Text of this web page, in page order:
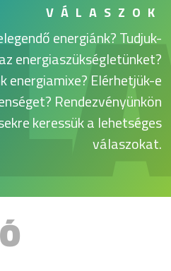
VÁLASZOK
energiánk? Tudjuk-
energiaszükségletünket?
energiamixe? Elérhetjük-e
Rendezvényünkön
keressük a lehetséges
válaszokat.